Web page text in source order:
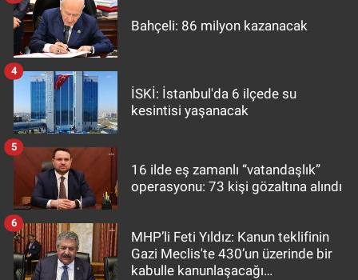
Bahçeli: 86 milyon kazanacak
İSKİ: İstanbul'da 6 ilçede su
kesintisi yaşanacak
4
16 ilde eş zamanlı “vatandaşlık”
operasyonu: 73 kişi gözaltına alındı
5
MHP’li Feti Yıldız: Kanun teklifinin
Gazi Meclis'te 430’un üzerinde bir
kabulle kanunlaşacağı
6